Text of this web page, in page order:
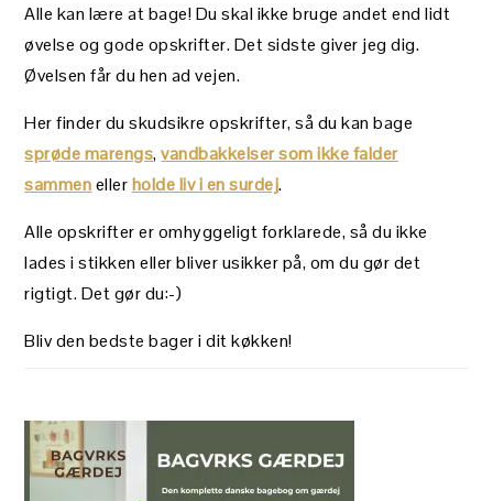
Alle kan lære at bage! Du skal ikke bruge andet end lidt
øvelse og gode opskrifter. Det sidste giver jeg dig.
Øvelsen får du hen ad vejen.
Her finder du skudsikre opskrifter, så du kan bage
sprøde marengs,vandbakkelser som ikke falder
sammenellerholde liv i en surdej.
Alle opskrifter er omhyggeligt forklarede, så du ikke
lades i stikken eller bliver usikker på, om du gør det
rigtigt. Det gør du:-)
Bliv den bedste bager i dit køkken!